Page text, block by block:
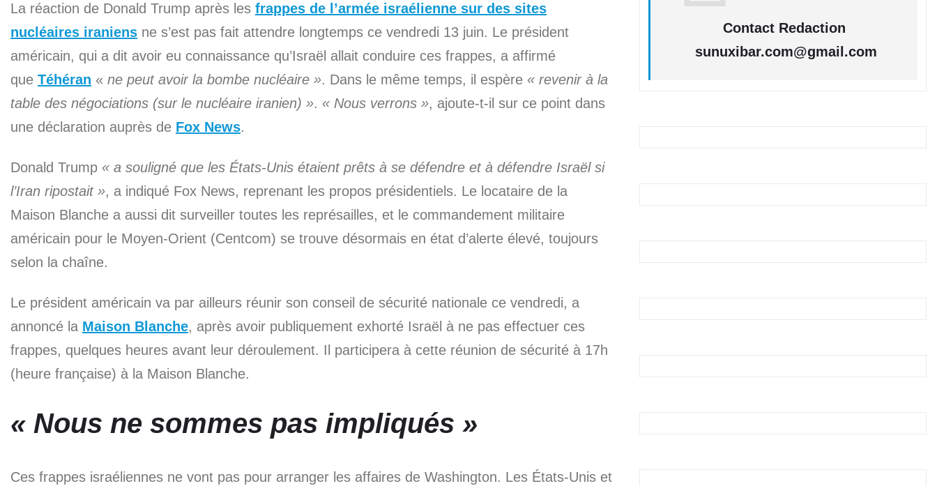
La réaction de Donald Trump après les frappes de l’armée israélienne sur des sites
nucléaires iraniens ne s’est pas fait attendre longtemps ce vendredi 13 juin. Le président
américain, qui a dit avoir eu connaissance qu’Israël allait conduire ces frappes, a affirmé
que Téhéran « ne peut avoir la bombe nucléaire ». Dans le même temps, il espère « revenir à la
table des négociations (sur le nucléaire iranien) ». « Nous verrons », ajoute-t-il sur ce point dans
une déclaration auprès de Fox News.
Donald Trump « a souligné que les États-Unis étaient prêts à se défendre et à défendre Israël si
l’Iran ripostait », a indiqué Fox News, reprenant les propos présidentiels. Le locataire de la
Maison Blanche a aussi dit surveiller toutes les représailles, et le commandement militaire
américain pour le Moyen-Orient (Centcom) se trouve désormais en état d’alerte élevé, toujours
selon la chaîne.
Le président américain va par ailleurs réunir son conseil de sécurité nationale ce vendredi, a
annoncé la Maison Blanche, après avoir publiquement exhorté Israël à ne pas effectuer ces
frappes, quelques heures avant leur déroulement. Il participera à cette réunion de sécurité à 17h
(heure française) à la Maison Blanche.
« Nous ne sommes pas impliqués »
Ces frappes israéliennes ne vont pas pour arranger les affaires de Washington. Les États-Unis et
Contact Redaction
sunuxibar.com@gmail.com